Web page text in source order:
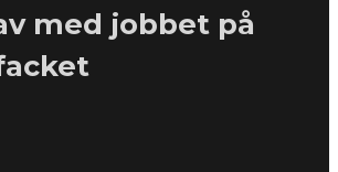
med jobbet på